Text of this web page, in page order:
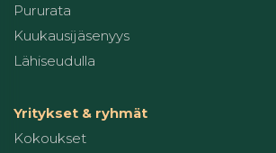
Pururata
Kuukausijäsenyys
Lähiseudulla
Yritykset & ryhmät
Kokoukset